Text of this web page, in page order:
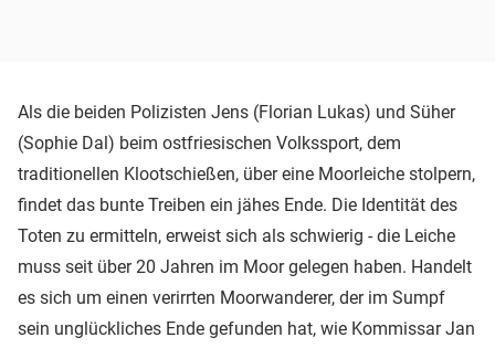
Als die beiden Polizisten Jens (Florian Lukas) und Süher
(Sophie Dal) beim ostfriesischen Volkssport, dem
traditionellen Klootschießen, über eine Moorleiche stolpern,
findet das bunte Treiben ein jähes Ende. Die Identität des
Toten zu ermitteln, erweist sich als schwierig - die Leiche
muss seit über 20 Jahren im Moor gelegen haben. Handelt
es sich um einen verirrten Moorwanderer, der im Sumpf
sein unglückliches Ende gefunden hat, wie Kommissar Jan